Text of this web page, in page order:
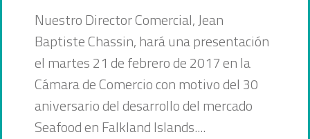
Nuestro Director Comercial, Jean
Baptiste Chassin, hará una presentación
el martes 21 de febrero de 2017 en la
Cámara de Comercio con motivo del 30
aniversario del desarrollo del mercado
Seafood en Falkland Islands....